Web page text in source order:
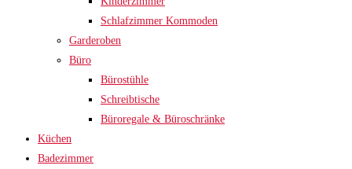
Schlafzimmer Kommoden
Garderoben
Büro
Bürostühle
Schreibtische
Büroregale & Büroschränke
Küchen
Badezimmer